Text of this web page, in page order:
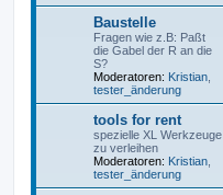
Baustelle
Fragen wie z.B: Paßt
die Gabel der R an die
S?
Moderatoren: Kristian
tester_änderung
tools for rent
spezielle XL Werkzeuge
zu verleihen
Moderatoren: Kristian
tester_änderung